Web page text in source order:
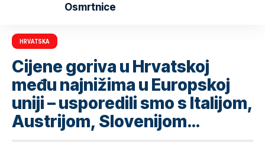
Osmrtnice
HRVATSKA
Cijene goriva u Hrvatskoj
među najnižima u Europskoj
uniji – usporedili smo s Italijom,
Austrijom, Slovenijom…